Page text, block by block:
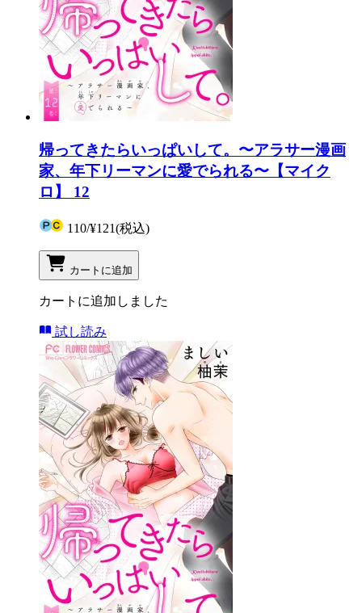
帰ってきたらいっぱいして。〜アラサー漫画
家、年下リーマンに愛でられる〜【マイク
ロ】 12
110/¥121(税込)
カートに追加
カートに追加しました
試し読み